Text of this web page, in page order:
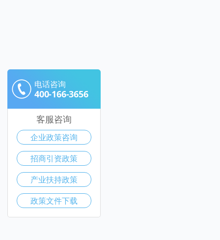
电话咨询
400-166-3656
客服咨询
企业政策咨询
招商引资政策
产业扶持政策
政策文件下载